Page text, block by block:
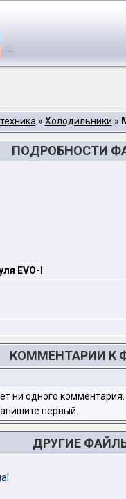
» Холодильники »
ПОДРОБНОСТИ
EVO-I
КОММЕНТАРИИ К
ни одного комментария.
первый.
ДРУГИЕ